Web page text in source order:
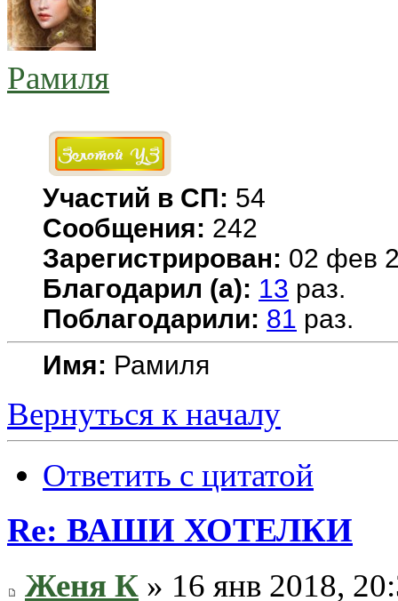
Рамиля
Участий в СП: 54
Сообщения: 242
Зарегистрирован: 02 фев
Благодарил (а): 13 раз.
Поблагодарили: 81 раз.
Имя: Рамиля
Вернуться к началу
Ответить с цитатой
Re: ВАШИ ХОТЕЛКИ
Женя К » 16 янв 2018,